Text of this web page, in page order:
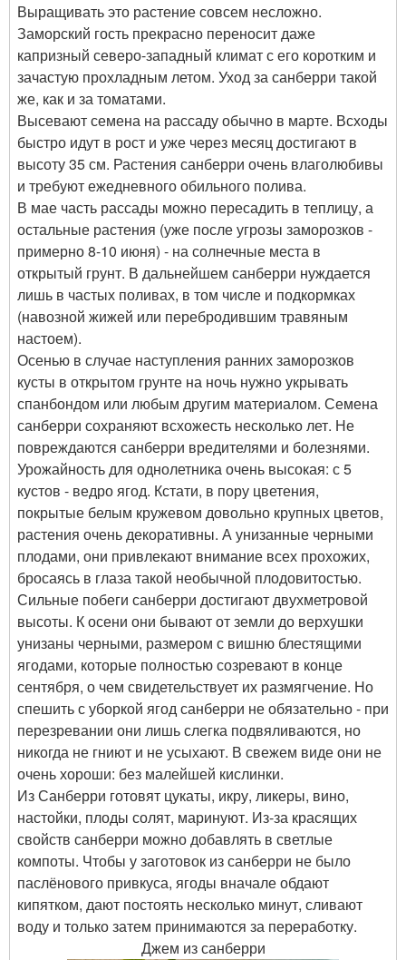
Выращивать это растение совсем несложно.
Заморский гость прекрасно переносит даже
капризный северо-западный климат с его коротким и
зачастую прохладным летом. Уход за санберри такой
же, как и за томатами.
Высевают семена на рассаду обычно в марте. Всходы
быстро идут в рост и уже через месяц достигают в
высоту 35 см. Растения санберри очень влаголюбивы
и требуют ежедневного обильного полива.
В мае часть рассады можно пересадить в теплицу, а
остальные растения (уже после угрозы заморозков -
примерно 8-10 июня) - на солнечные места в
открытый грунт. В дальнейшем санберри нуждается
лишь в частых поливах, в том числе и подкормках
(навозной жижей или перебродившим травяным
настоем).
Осенью в случае наступления ранних заморозков
кусты в открытом грунте на ночь нужно укрывать
спанбондом или любым другим материалом. Семена
санберри сохраняют всхожесть несколько лет. Не
повреждаются санберри вредителями и болезнями.
Урожайность для однолетника очень высокая: с 5
кустов - ведро ягод. Кстати, в пору цветения,
покрытые белым кружевом довольно крупных цветов,
растения очень декоративны. А унизанные черными
плодами, они привлекают внимание всех прохожих,
бросаясь в глаза такой необычной плодовитостью.
Сильные побеги санберри достигают двухметровой
высоты. К осени они бывают от земли до верхушки
унизаны черными, размером с вишню блестящими
ягодами, которые полностью созревают в конце
сентября, о чем свидетельствует их размягчение. Но
спешить с уборкой ягод санберри не обязательно - при
перезревании они лишь слегка подвяливаются, но
никогда не гниют и не усыхают. В свежем виде они не
очень хороши: без малейшей кислинки.
Из Санберри готовят цукаты, икру, ликеры, вино,
настойки, плоды солят, маринуют. Из-за красящих
свойств санберри можно добавлять в светлые
компоты. Чтобы у заготовок из санберри не было
паслёнового привкуса, ягоды вначале обдают
кипятком, дают постоять несколько минут, сливают
воду и только затем принимаются за переработку.
Джем из санберри